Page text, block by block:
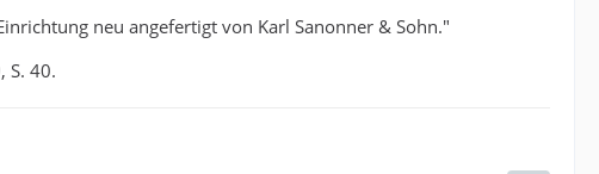
neu angefertigt von Karl Sanonner & Sohn."
S. 40.